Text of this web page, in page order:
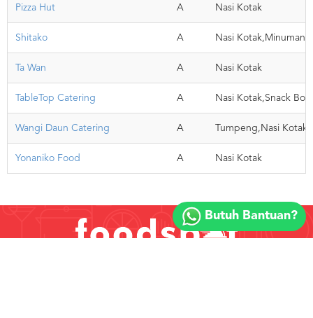
©
FOODSPOT.CO.ID
Pizza Hut A Nasi Kotak
Shitako A Nasi Kotak,Minuman
Ta Wan A Nasi Kotak
TableTop Catering A Nasi Kotak,Snack
Wangi Daun Catering A Tumpeng,Nasi
Yonaniko Food A Nasi Kotak
Butuh Bantuan?